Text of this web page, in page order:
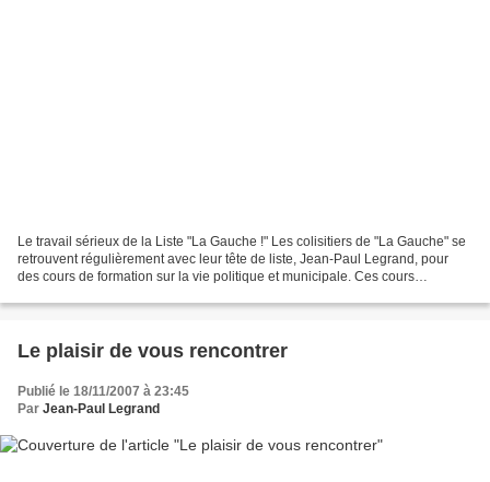
Le travail sérieux de la Liste "La Gauche !" Les colisitiers de "La Gauche" se
retrouvent régulièrement avec leur tête de liste, Jean-Paul Legrand, pour
des cours de formation sur la vie politique et municipale. Ces cours
Le plaisir de vous rencontrer
Publié le 18/11/2007 à 23:45
Par Jean-Paul Legrand